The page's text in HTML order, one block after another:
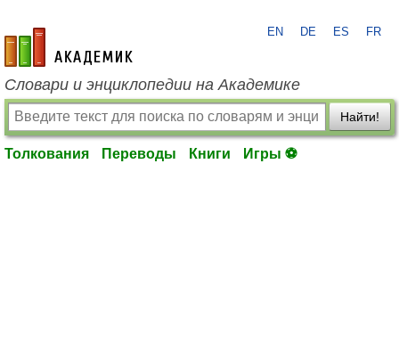
academic.ru
EN DE ES FR
Словари и энциклопедии на Академике
Найти!
Толкования Переводы Книги Игры ⚽